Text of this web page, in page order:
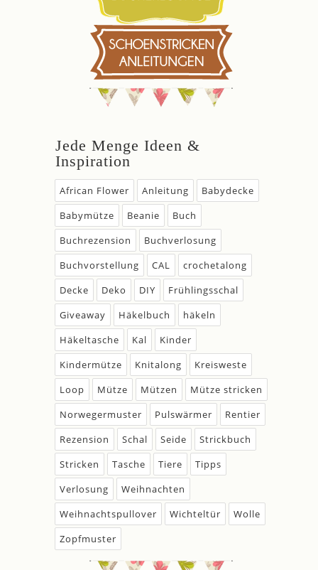
Jede Menge Ideen &
Inspiration
African Flower Anleitung
Babydecke
Babymütze
Beanie
Buch
Buchrezension
Buchverlosung
Buchvorstellung
CAL
crochetalong
Decke
Deko DIY
Frühlingsschal
Giveaway
Häkelbuch
häkeln
Häkeltasche
Kal
Kinder
Kindermütze
Knitalong
Kreisweste
Loop
Mütze Mützen
Mütze stricken
Norwegermuster
Pulswärmer
Rentier
Rezension
Schal Seide
Strickbuch
Stricken
Tasche Tiere
Tipps
Verlosung
Weihnachten
Weihnachtspullover
Wichteltür
Wolle
Zopfmuster